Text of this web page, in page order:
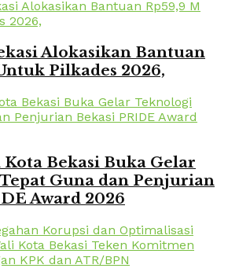
Alokasikan Bantuan
Pilkades 2026,
Bekasi Buka Gelar
Guna dan Penjurian
Award 2026